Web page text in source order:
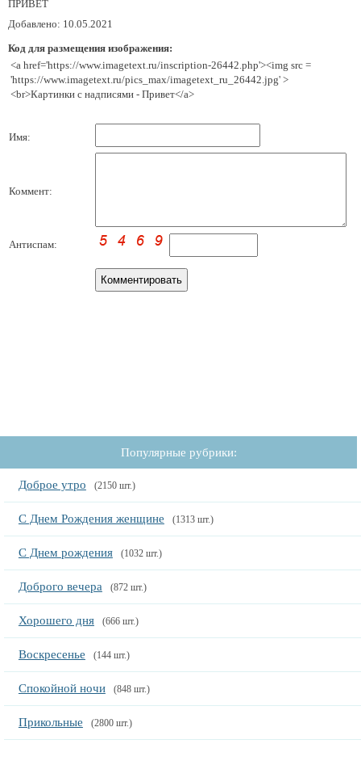
ПРИВЕТ
Добавлено: 10.05.2021
Код для размещения изображения:
<a href='https://www.imagetext.ru/inscription-26442.php'><img src =
'https://www.imagetext.ru/pics_max/imagetext_ru_26442.jpg' >
<br>Картинки с надписями - Привет</a>
Имя:
Коммент:
Антиспам:
Популярные рубрики:
Доброе утро (2150 шт.)
С Днем Рождения женщине (1313 шт.)
С Днем рождения (1032 шт.)
Доброго вечера (872 шт.)
Хорошего дня (666 шт.)
Воскресенье (144 шт.)
Спокойной ночи (848 шт.)
Прикольные (2800 шт.)